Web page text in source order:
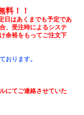
料！！
日はあくまでも予定であ
、受注時によるシステ
余裕をもってご注文下
おります。
にてご連絡させていた